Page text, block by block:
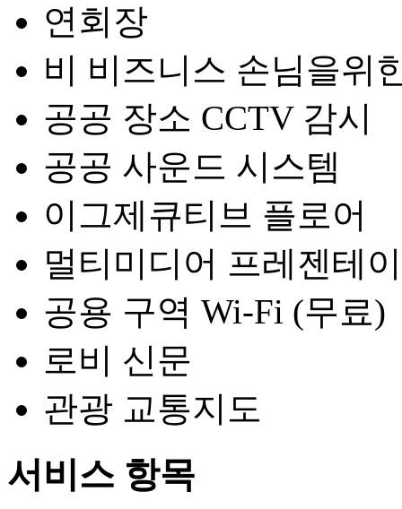
연회장
비 비즈니스 손님을위
공공 장소 CCTV 감시
공공 사운드 시스템
이그제큐티브 플로어
멀티미디어 프레젠테
공용 구역 Wi-Fi (무료)
로비 신문
관광 교통지도
서비스 항목